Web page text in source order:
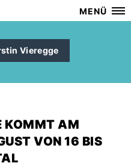
MENÜ
Vieregge
KOMMT AM
VON 16 BIS